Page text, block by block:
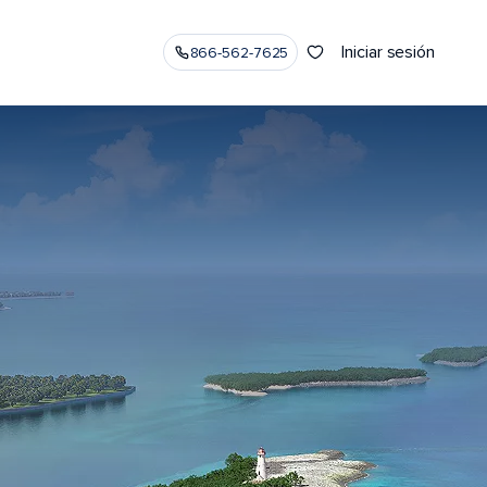
866-562-7625 Iniciar sesión